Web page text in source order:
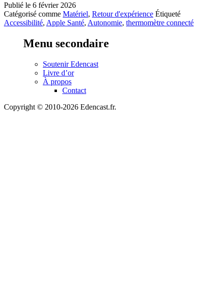
Publié le 6 février 2026
Catégorisé comme Matériel, Retour d'expérience Étiqueté
Accessibilité, Apple Santé, Autonomie, thermomètre connecté
Menu secondaire
Soutenir Edencast
Livre d’or
À propos
Contact
Copyright © 2010-2026 Edencast.fr.